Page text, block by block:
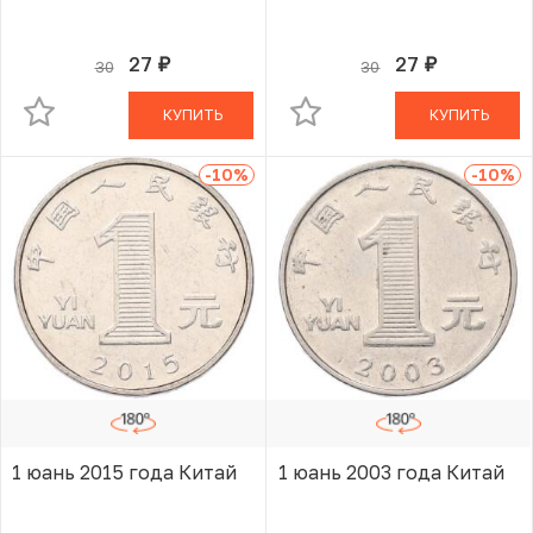
30 27 руб.
В КОРЗИНЕ
КУПИТЬ
30 27 руб.
В КОРЗИНЕ
КУПИТЬ
-10%
1 юань 2015 года Китай
-10%
1 юань 2003 года Китай